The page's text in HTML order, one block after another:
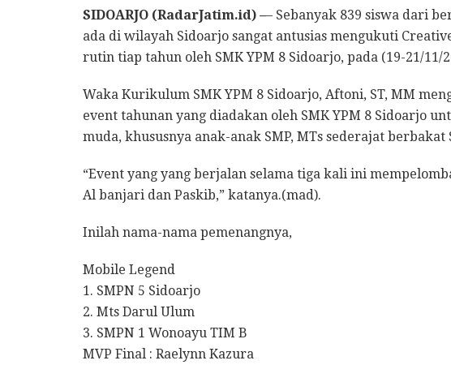
SIDOARJO (RadarJatim.id) –– Sebanyak 839 siswa dari
ada di wilayah Sidoarjo sangat antusias mengukuti
rutin tiap tahun oleh SMK YPM 8 Sidoarjo, pada (19-21/11/
Waka Kurikulum SMK YPM 8 Sidoarjo, Aftoni, ST, MM
event tahunan yang diadakan oleh SMK YPM 8 Sidoarjo
muda, khususnya anak-anak SMP, MTs sederajat berbakat
“Event yang yang berjalan selama tiga kali ini
Al banjari dan Paskib,” katanya.(mad).
Inilah nama-nama pemenangnya,
Mobile Legend
1. SMPN 5 Sidoarjo
2. Mts Darul Ulum
3. SMPN 1 Wonoayu TIM B
MVP Final : Raelynn Kazura